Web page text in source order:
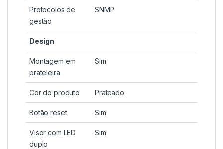
Protocolos de
gestão
SNMP
Design
Montagem em
prateleira
Sim
Cor do produto Prateado
Botão reset Sim
Visor com LED
duplo
Sim